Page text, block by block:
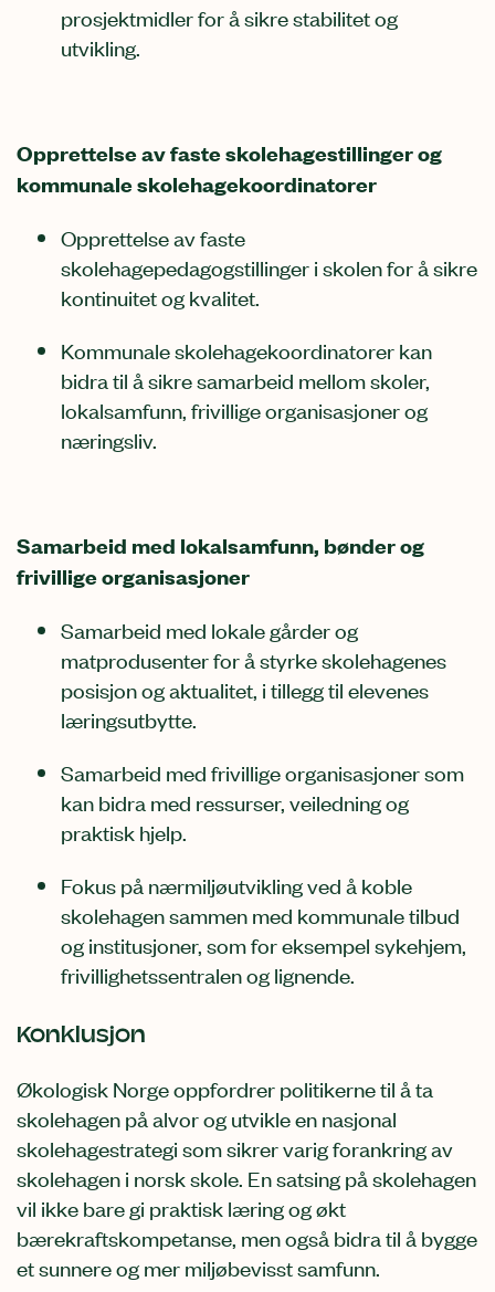
prosjektmidler for å sikre stabilitet og
utvikling.
Opprettelse av faste skolehagestillinger og
kommunale skolehagekoordinatorer
Opprettelse av faste
skolehagepedagogstillinger i skolen for å sikre
kontinuitet og kvalitet.
Kommunale skolehagekoordinatorer kan
bidra til å sikre samarbeid mellom skoler,
lokalsamfunn, frivillige organisasjoner og
næringsliv.
Samarbeid med lokalsamfunn, bønder og
frivillige organisasjoner
Samarbeid med lokale gårder og
matprodusenter for å styrke skolehagenes
posisjon og aktualitet, i tillegg til elevenes
læringsutbytte.
Samarbeid med frivillige organisasjoner som
kan bidra med ressurser, veiledning og
praktisk hjelp.
Fokus på nærmiljøutvikling ved å koble
skolehagen sammen med kommunale tilbud
og institusjoner, som for eksempel sykehjem,
frivillighetssentralen og lignende.
Konklusjon
Økologisk Norge oppfordrer politikerne til å ta
skolehagen på alvor og utvikle en nasjonal
skolehagestrategi som sikrer varig forankring av
skolehagen i norsk skole. En satsing på skolehagen
vil ikke bare gi praktisk læring og økt
bærekraftskompetanse, men også bidra til å bygge
et sunnere og mer miljøbevisst samfunn.